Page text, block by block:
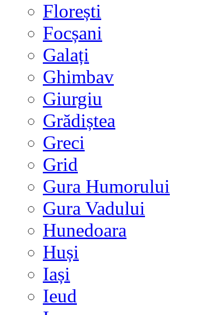
Florești
Focșani
Galați
Ghimbav
Giurgiu
Grădiștea
Greci
Grid
Gura Humorului
Gura Vadului
Hunedoara
Huși
Iași
Ieud